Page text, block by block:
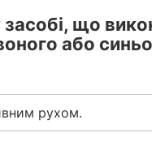
що
або
рухом.